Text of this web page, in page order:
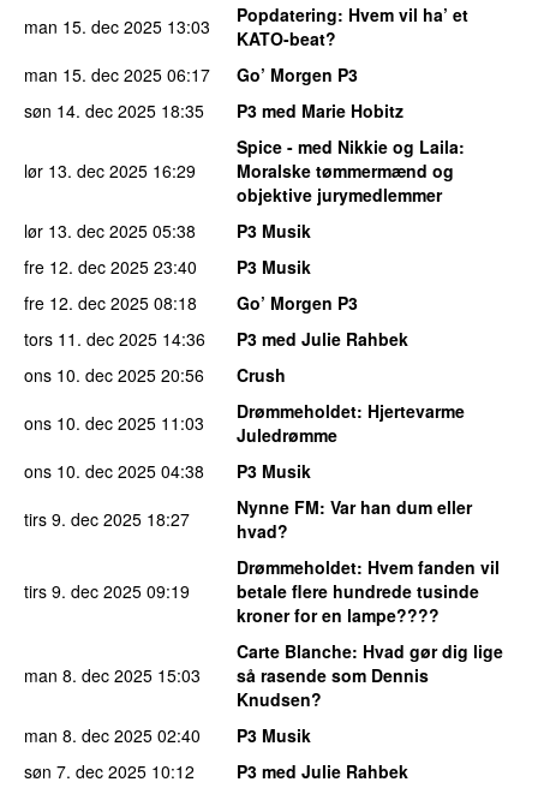
man 15. dec 2025 13:03 Popdatering: Hvem vil ha’ et
KATO-beat?
man 15. dec 2025 06:17
Go’ Morgen P3
søn 14. dec 2025 18:35 P3 med Marie Hobitz
lør 13. dec 2025 16:29
Spice - med Nikkie og Laila:
Moralske tømmermænd og
objektive jurymedlemmer
lør 13. dec 2025 05:38
P3 Musik
fre 12. dec 2025 23:40
P3 Musik
fre 12. dec 2025 08:18
Go’ Morgen P3
tors 11. dec 2025 14:36
P3 med Julie Rahbek
ons 10. dec 2025 20:56
Crush
ons 10. dec 2025 11:03 Drømmeholdet: Hjertevarme
Juledrømme
ons 10. dec 2025 04:38
P3 Musik
tirs 9. dec 2025 18:27 Nynne FM: Var han dum eller
hvad?
tirs 9. dec 2025 09:19
Drømmeholdet: Hvem fanden vil
betale flere hundrede tusinde
kroner for en lampe????
man 8. dec 2025 15:03
Carte Blanche: Hvad gør dig lige
så rasende som Dennis
Knudsen?
man 8. dec 2025 02:40
P3 Musik
søn 7. dec 2025 10:12
P3 med Julie Rahbek